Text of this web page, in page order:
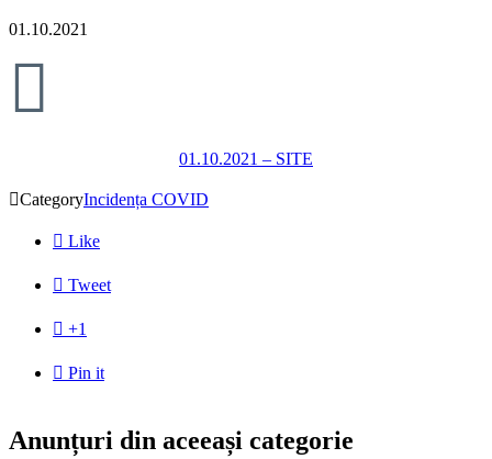
01.10.2021

01.10.2021 – SITE
CategoryIncidența COVID
 Like
 Tweet
 +1
 Pin it
Anunțuri din aceeași categorie